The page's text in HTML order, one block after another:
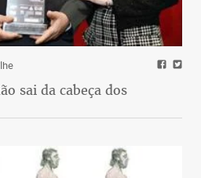
sai da cabeça dos